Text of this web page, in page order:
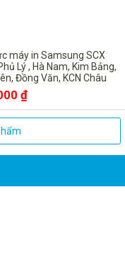
máy in Samsung SCX
Lý , Hà Nam, Kim Bảng,
Đồng Văn, KCN Châu
Lục , Lý Nhân
₫